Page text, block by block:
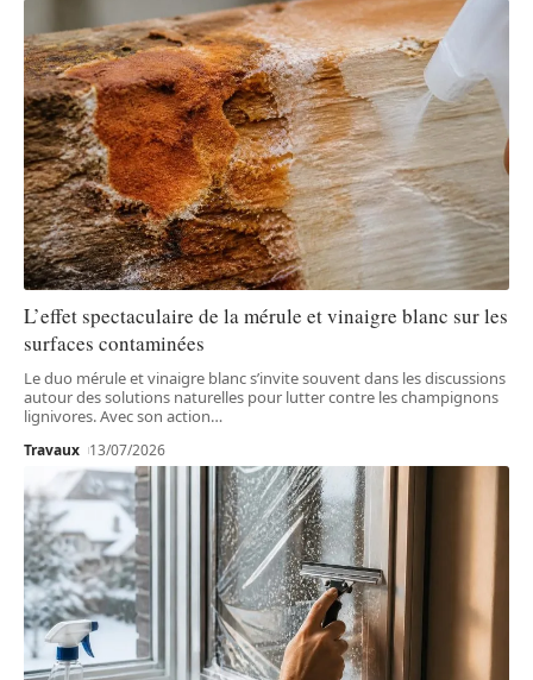
L’effet spectaculaire de la mérule et vinaigre blanc sur les
surfaces contaminées
Le duo mérule et vinaigre blanc s’invite souvent dans les discussions
autour des solutions naturelles pour lutter contre les champignons
lignivores. Avec son action…
Travaux 13/07/2026